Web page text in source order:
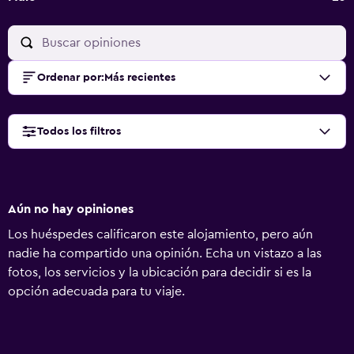
Ordenar por: Más recientes
Todos los filtros
Aún no hay opiniones
Los huéspedes calificaron este alojamiento, pero aún
nadie ha compartido una opinión. Echa un vistazo a las
fotos, los servicios y la ubicación para decidir si es la
opción adecuada para tu viaje.